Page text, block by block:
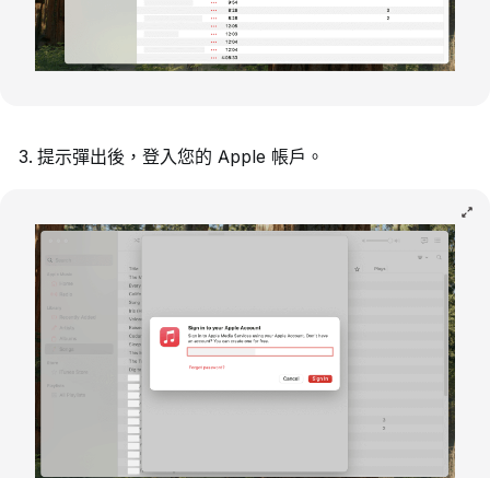
提示彈出後，登入您的 Apple 帳戶。